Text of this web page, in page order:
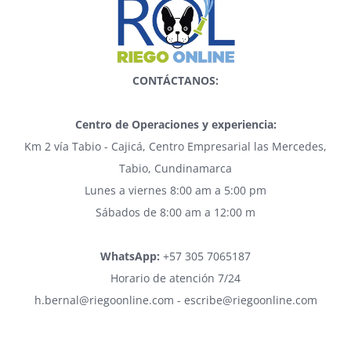
CONTÁCTANOS:
Centro de Operaciones y experiencia:
Km 2 vía Tabio - Cajicá, Centro Empresarial las Mercedes,
Tabio, Cundinamarca
Lunes a viernes 8:00 am a 5:00 pm
Sábados de 8:00 am a 12:00 m
WhatsApp: +57 305 7065187
Horario de atención 7/24
h.bernal@riegoonline.com - escribe@riegoonline.com